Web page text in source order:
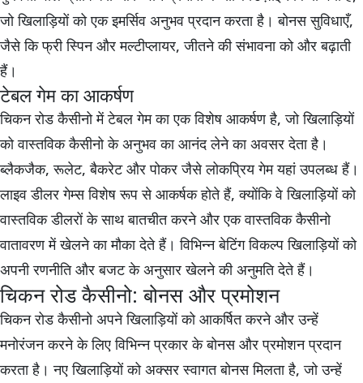
जो खिलाड़ियों को एक इमर्सिव अनुभव प्रदान करता है। बोनस सुविधाएँ,
जैसे कि फ्री स्पिन और मल्टीप्लायर, जीतने की संभावना को और बढ़ाती
हैं।
टेबल गेम का आकर्षण
चिकन रोड कैसीनो में टेबल गेम का एक विशेष आकर्षण है, जो खिलाड़ियों
को वास्तविक कैसीनो के अनुभव का आनंद लेने का अवसर देता है।
ब्लैकजैक, रूलेट, बैकरेट और पोकर जैसे लोकप्रिय गेम यहां उपलब्ध हैं।
लाइव डीलर गेम्स विशेष रूप से आकर्षक होते हैं, क्योंकि वे खिलाड़ियों को
वास्तविक डीलरों के साथ बातचीत करने और एक वास्तविक कैसीनो
वातावरण में खेलने का मौका देते हैं। विभिन्न बेटिंग विकल्प खिलाड़ियों को
अपनी रणनीति और बजट के अनुसार खेलने की अनुमति देते हैं।
चिकन रोड कैसीनो: बोनस और प्रमोशन
चिकन रोड कैसीनो अपने खिलाड़ियों को आकर्षित करने और उन्हें
मनोरंजन करने के लिए विभिन्न प्रकार के बोनस और प्रमोशन प्रदान
करता है। नए खिलाड़ियों को अक्सर स्वागत बोनस मिलता है, जो उन्हें